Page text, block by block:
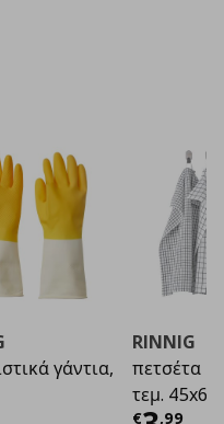
γάντια,
RINNIG
πετσέτα
τεμ. 45x60
€ ,99